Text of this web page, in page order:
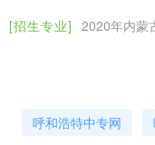
（蒙医学）5个自治区重
撑、内蒙古国际蒙医医
学》)临床医学(1002/
[招生专业] 2020年内蒙
呼和浩特中专网